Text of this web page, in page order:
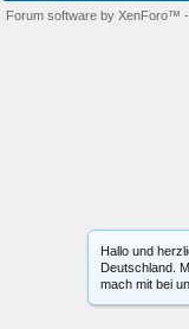
Hallo und
Deutschland.
mach mit bei
Forum software by XenForo™ -